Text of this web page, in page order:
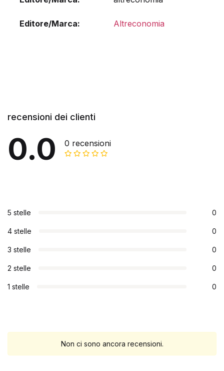
Editore/Marca Altreconomia
recensioni dei clienti
0.0 0 recensioni
5 stelle 0
4 stelle 0
3 stelle 0
2 stelle 0
1 stelle 0
Non ci sono ancora recensioni.